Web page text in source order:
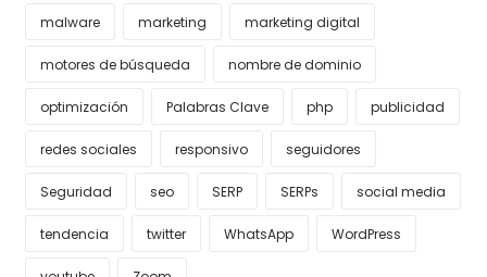
malware marketing marketing digital
motores de búsqueda nombre de dominio
optimización Palabras Clave php publicidad
redes sociales responsivo seguidores
Seguridad seo SERP SERPs social media
tendencia twitter WhatsApp WordPress